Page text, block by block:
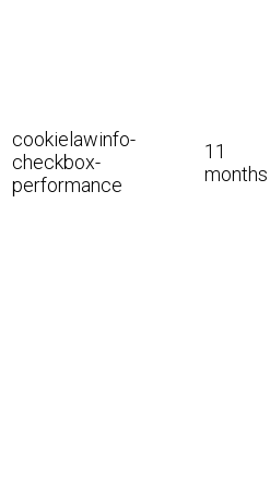
cookielawinfo-
checkbox-
performance
11
months